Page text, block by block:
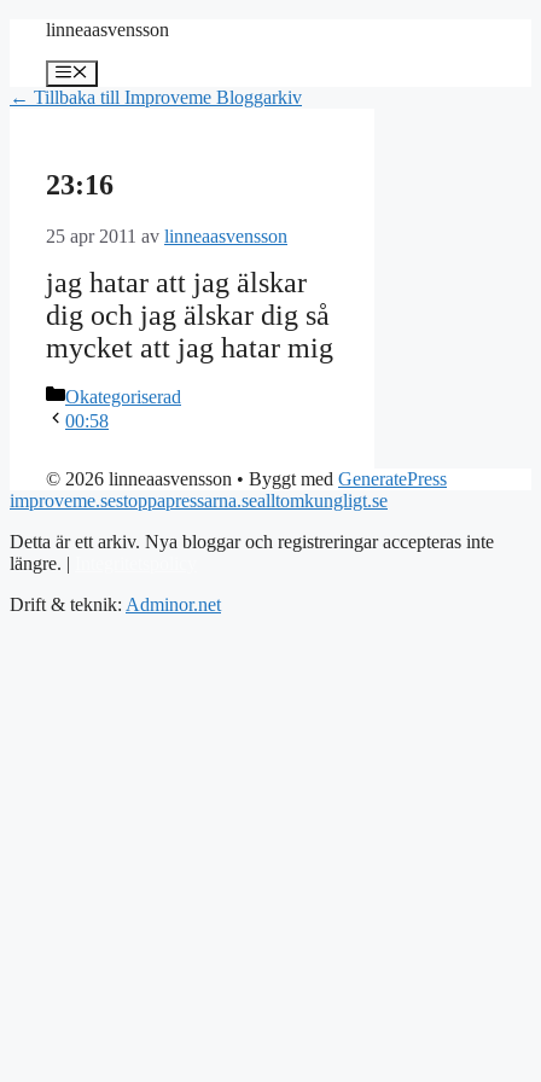
Hoppa
innehåll
linneaasvensson
Meny
← Tillbaka till Improveme Bloggarkiv
23:16
25 apr 2011 av linneaasvensson
jag hatar att jag älskar
dig och jag älskar dig så
mycket att jag hatar mig
Kategorier
Okategoriserad
00:58
© 2026 linneaasvensson • Byggt med GeneratePress
improveme.sestoppapressarna.sealltomkungligt.se
Detta är ett arkiv. Nya bloggar och registreringar accepteras inte
längre. |
Drift & teknik: Adminor.net